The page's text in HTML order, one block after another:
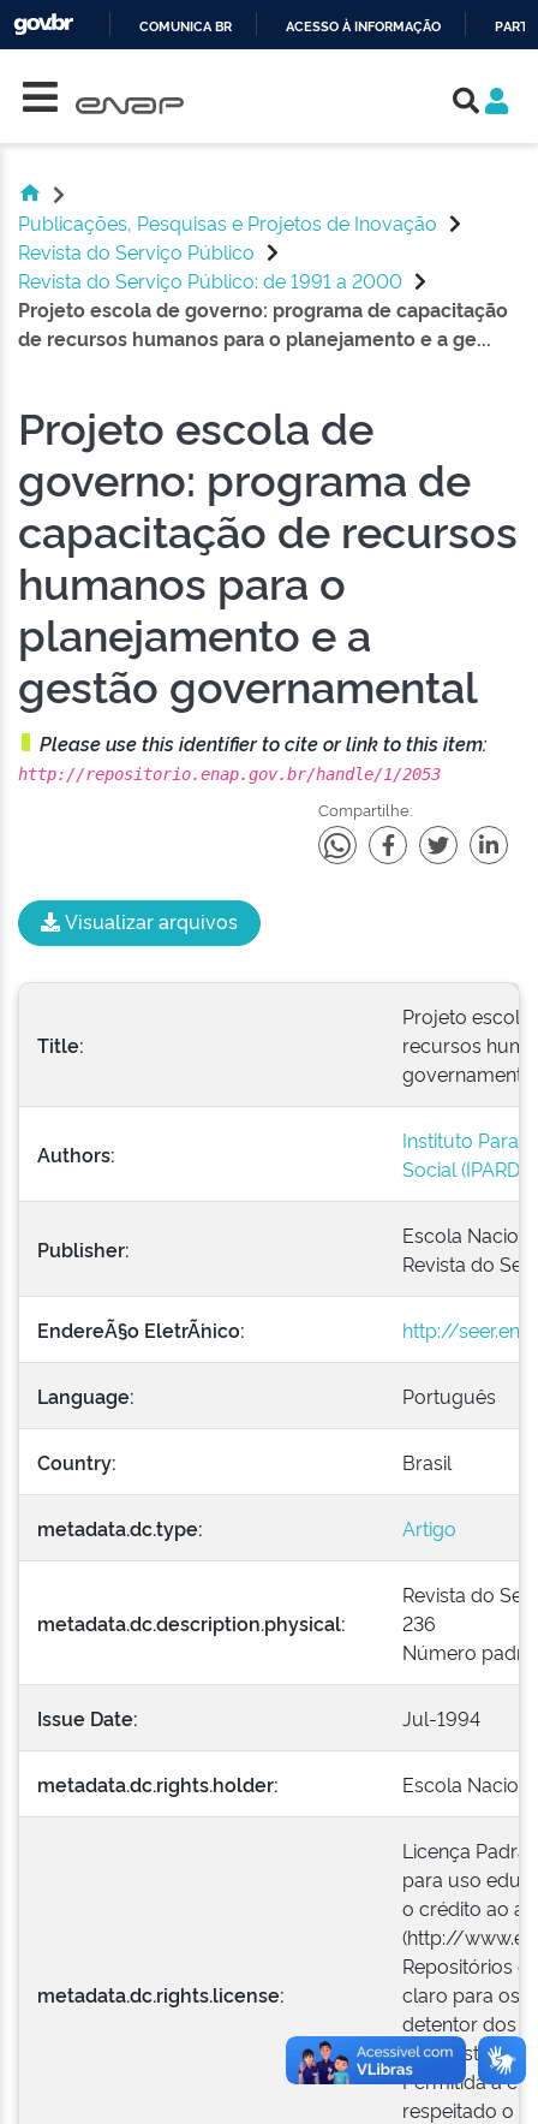
COMUNICA BR ACESSO À INFORMAÇÃO
Publicações, Pesquisas e Projetos de Inovação
Revista do Serviço Público
Revista do Serviço Público: de 1991 a 2000
Projeto escola de governo: programa de capacitação
de recursos humanos para o planejamento e a ge...
Projeto escola de
governo: programa de
capacitação de recursos
humanos para o
planejamento e a
gestão governamental
Please use this identifier to cite or link to this item:
http://repositorio.enap.gov.br/handle/1/2053
Compartilhe:
Visualizar arquivos
Title:
Projeto
recursos
governamental
Authors:
Instituto
Social
Publisher:
Escola
Revista do
EndereÃ§o EletrÃ´nico: http://
Language: Português
Country: Brasil
metadata.dc.type: Artigo
metadata.dc.description.physical:
Revista do
236
Número
Issue Date: Jul-1994
metadata.dc.rights.holder: Escola
metadata.dc.rights.license:
Licença
para uso
o crédito ao
(http://
Repositórios
claro para os
detentor dos
Administração
Permitida a
respeitado o